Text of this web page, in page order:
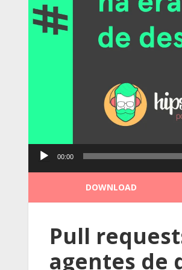
Tocador00:00
DOWNLOAD
Pull
agentes de